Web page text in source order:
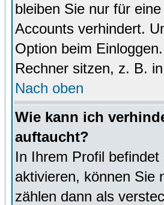
bleiben Sie nur für
Accounts verhindert.
Option beim
Rechner sitzen, z. B.
Nach oben
Wie kann ich
auftaucht?
In Ihrem Profil
aktivieren, können Sie
zählen dann als